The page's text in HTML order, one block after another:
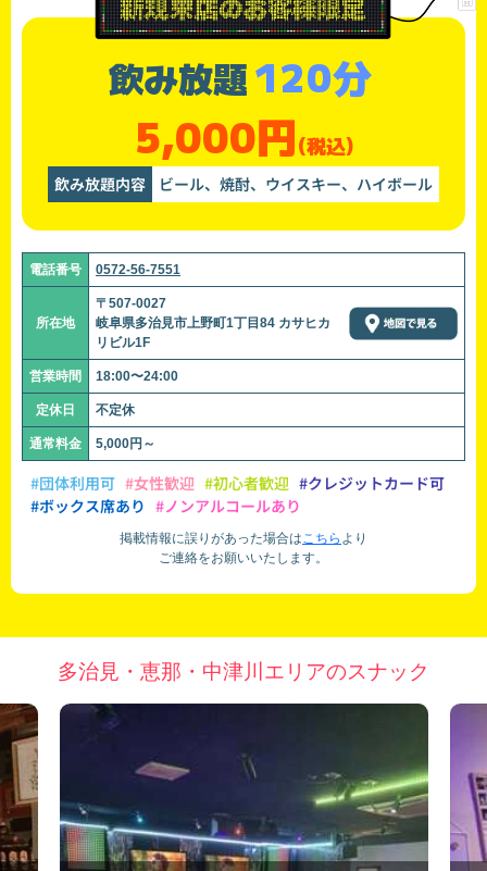
飲み放題120分
5,000円(税込)
飲み放題内容 ビール、焼酎、ウイスキー、ハイボール
電話番号 0572-56-7551
所在地
〒507-0027
岐阜県多治見市上野町1丁目84 カサヒカ
リビル1F
営業時間 18:00〜24:00
定休日 不定休
通常料金 5,000円～
#団体利用可 #女性歓迎 #初心者歓迎 #クレジットカード可
#ボックス席あり #ノンアルコールあり
掲載情報に誤りがあった場合はこちら より
ご連絡をお願いいたします。
多治見・恵那・中津川エリアのスナック